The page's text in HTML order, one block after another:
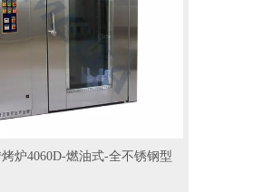
炉4060D-燃油式-全不锈钢型